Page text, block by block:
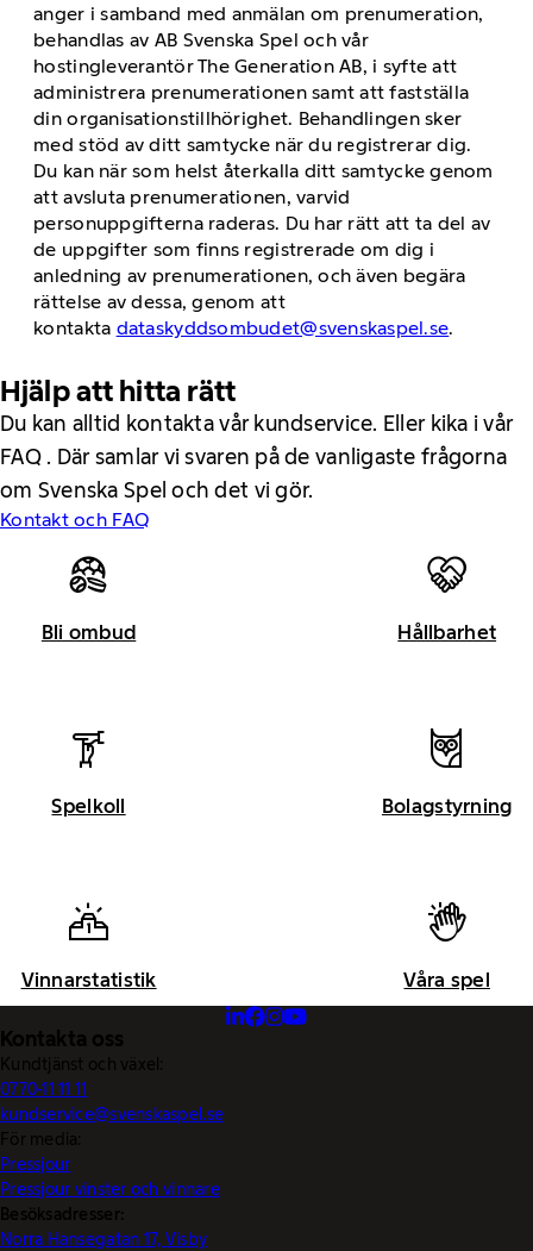
anger i samband med anmälan om prenumeration,
behandlas av AB Svenska Spel och vår
hostingleverantör The Generation AB, i syfte att
administrera prenumerationen samt att fastställa
din organisationstillhörighet. Behandlingen sker
med stöd av ditt samtycke när du registrerar dig.
Du kan när som helst återkalla ditt samtycke genom
att avsluta prenumerationen, varvid
personuppgifterna raderas. Du har rätt att ta del av
de uppgifter som finns registrerade om dig i
anledning av prenumerationen, och även begära
rättelse av dessa, genom att
kontakta dataskyddsombudet@svenskaspel.se.
Hjälp att hitta rätt
Du kan alltid kontakta vår kundservice. Eller kika i vår
FAQ . Där samlar vi svaren på de vanligaste frågorna
om Svenska Spel och det vi gör.
Kontakt och FAQ
Bli ombud Hållbarhet
Spelkoll Bolagstyrning
Vinnarstatistik Våra spel
Kontakta oss
Kundtjänst och växel:
0770-11 11 11
kundservice@svenskaspel.se
För media:
Pressjour
Pressjour vinster och vinnare
Besöksadresser:
Norra Hansegatan 17, Visby